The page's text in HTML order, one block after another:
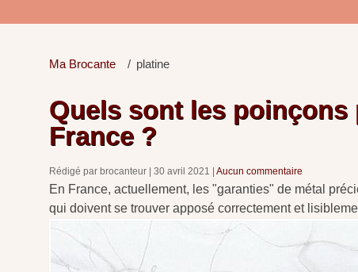
Ma Brocante platine
Quels sont les
France ?
Rédigé par brocanteur 30 avril 2021 Aucun commentaire
En France, actuellement, les "garanties" de métal
qui doivent se trouver apposé correctement et